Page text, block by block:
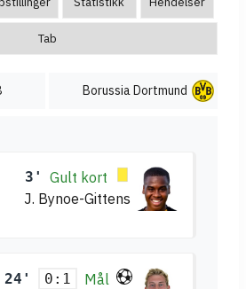
Tab
Borussia Dortmund
3'
Gult kort
J. Bynoe-Gittens
24' 0:1
Mål